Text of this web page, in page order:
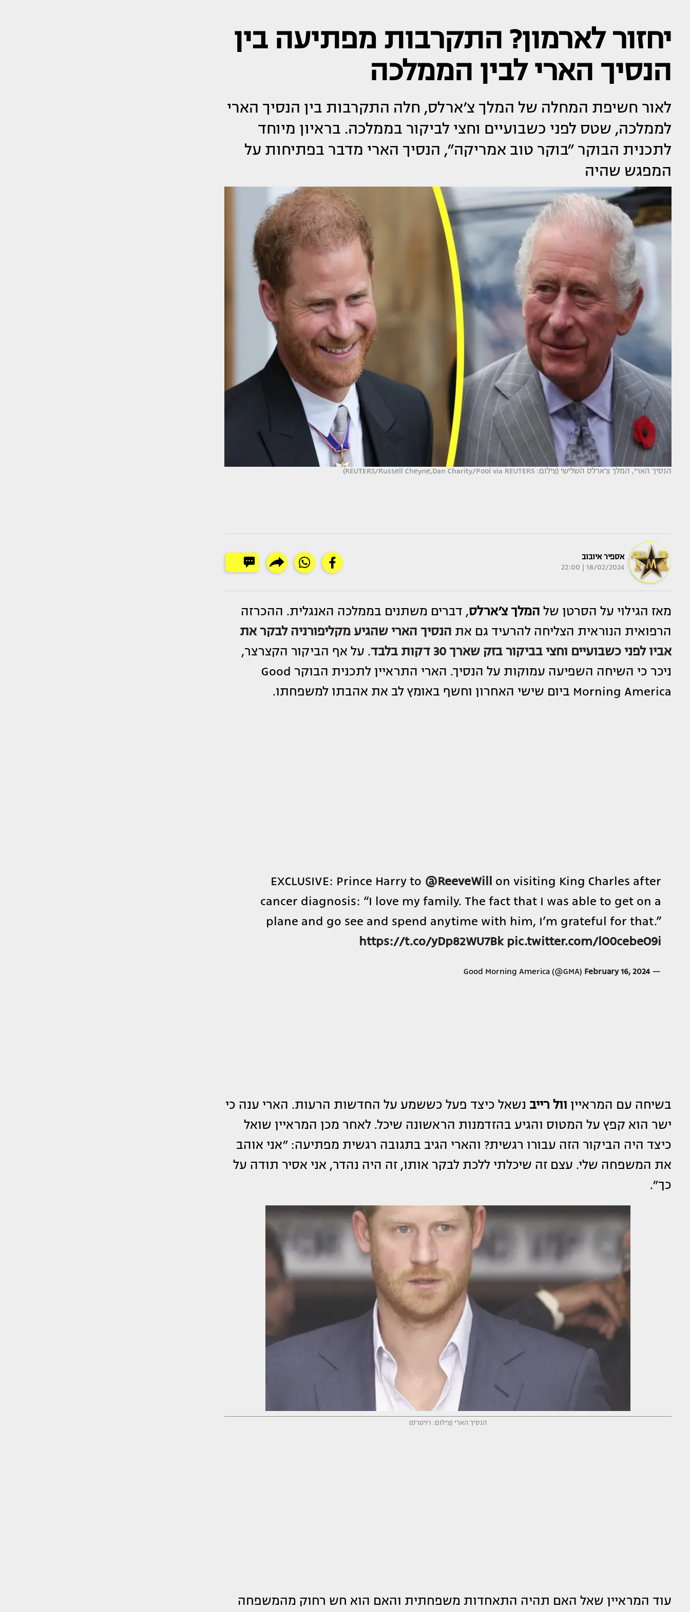
יחזור לארמון? התקרבות מפתיעה בין
הנסיך הארי לבין הממלכה
לאור חשיפת המחלה של המלך צ׳ארלס, חלה התקרבות בין הנסיך הארי
לממלכה, שטס לפני כשבועיים וחצי לביקור בממלכה. בראיון מיוחד
לתכנית הבוקר ״בוקר טוב אמריקה״, הנסיך הארי מדבר בפתיחות על
המפגש שהיה
הנסיך הארי, המלך צ'ארלס השלישי (צילום: REUTERS/Russell Cheyne,Dan Charity/Pool via REUTERS)
אספיר איובוב
18/02/2024 | 22:00
מאז הגילוי על הסרטן של המלך צ׳ארלס, דברים משתנים בממלכה האנגלית. ההכרזה
הרפואית הנוראית הצליחה להרעיד גם את הנסיך הארי שהגיע מקליפורניה לבקר את
אביו לפני כשבועיים וחצי בביקור בזק שארך 30 דקות בלבד
. על אף הביקור הקצרצר,
ניכר כי השיחה השפיעה עמוקות על הנסיך. הארי התראיין לתכנית הבוקר Good
Morning America ביום שישי האחרון וחשף באומץ לב את אהבתו למשפחתו.
EXCLUSIVE: Prince Harry to @ReeveWill
on visiting King Charles after
cancer diagnosis: “I love my family. The fact that I was able to get on a
plane and go see and spend anytime with him, I’m grateful for that.”
https://t.co/yDp82WU7Bk pic.twitter.com/lO0cebeO9i
— Good Morning America (@GMA)
February 16, 2024
בשיחה עם המראיין וול רייב נשאל כיצד פעל כששמע על החדשות הרעות. הארי ענה כי
ישר הוא קפץ על המטוס והגיע בהזדמנות הראשונה שיכל. לאחר מכן המראיין שואל
כיצד היה הביקור הזה עבורו רגשית? והארי הגיב בתגובה רגשית מפתיעה: ״אני אוהב
את המשפחה שלי. עצם זה שיכלתי ללכת לבקר אותו, זה היה נהדר, אני אסיר תודה על
כך״.
הנסיך הארי (צילום: רויטרס)
עוד המראיין שאל האם תהיה התאחדות משפחתית והאם הוא חש רחוק מהמשפחה